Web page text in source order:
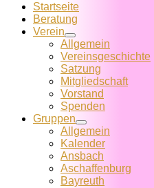
Startseite
Beratung
Verein
Allgemein
Vereins­geschichte
Satzung
Mitglied­schaft
Vorstand
Spenden
Gruppen
Allgemein
Kalender
Ansbach
Aschaffenburg
Bayreuth